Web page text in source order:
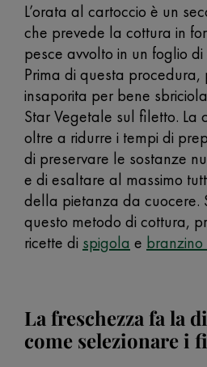
L’orata al cartoccio è un
che prevede la cottura in
pesce avvolto in un foglio
Prima di questa procedura,
insaporita per bene
Star Vegetale sul filetto. La
oltre a ridurre i tempi di
di preservare le sostanze
e di esaltare al massimo
della pietanza da cuocere.
questo metodo di cottura,
ricette di spigola e
La freschezza fa la
come selezionare i